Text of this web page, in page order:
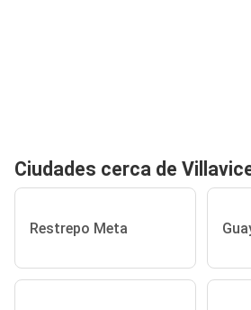
Ciudades cerca de
Restrepo Meta